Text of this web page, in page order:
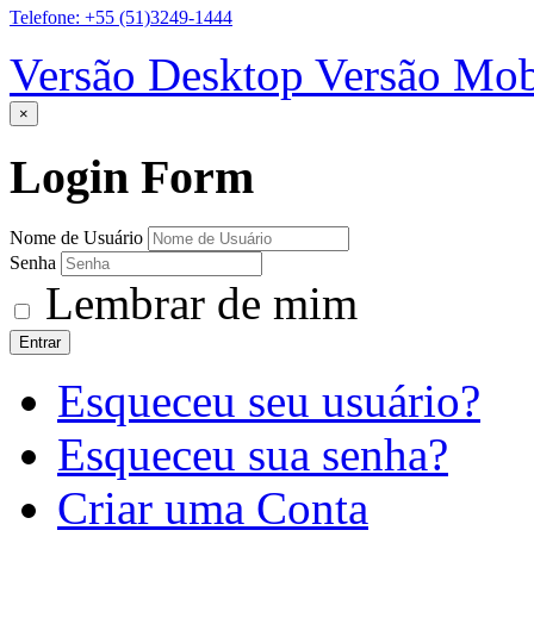
Telefone: +55 (51)3249-1444
Versão Desktop Versão
×
Login Form
Nome de Usuário
Senha
Lembrar de mim
Entrar
Esqueceu seu usuário?
Esqueceu sua senha?
Criar uma Conta